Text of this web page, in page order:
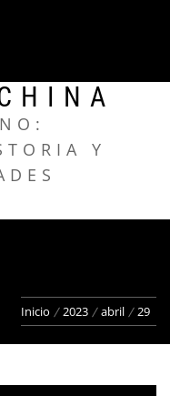
Y
Inicio 2023 abril 29